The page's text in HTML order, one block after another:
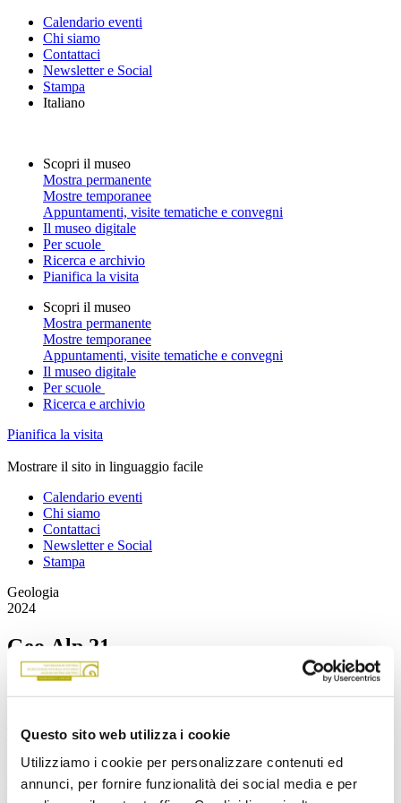
Questo sito web utilizza i cookie
Utilizziamo i cookie per personalizzare contenuti ed
annunci, per fornire funzionalità dei social media e per
Calendario eventi
Chi siamo
Contattaci
Newsletter e Social
Stampa
Italiano
Scopri il museo
Mostra permanente
Mostre temporanee
Appuntamenti, visite tematiche e convegni
Il museo digitale
Per scuole
Ricerca e archivio
Pianifica la visita
Scopri il museo
Mostra permanente
Mostre temporanee
Appuntamenti, visite tematiche e convegni
Il museo digitale
Per scuole
Ricerca e archivio
Pianifica la visita
Mostrare il sito in linguaggio facile
Calendario eventi
Chi siamo
Contattaci
Newsletter e Social
Stampa
Geologia
2024
Geo.Alp 21
Naturmuseum Südtirol - Museo di Scienze Alto Adige
Torna alla panoramica
Geo.Alp 20 - Full Text